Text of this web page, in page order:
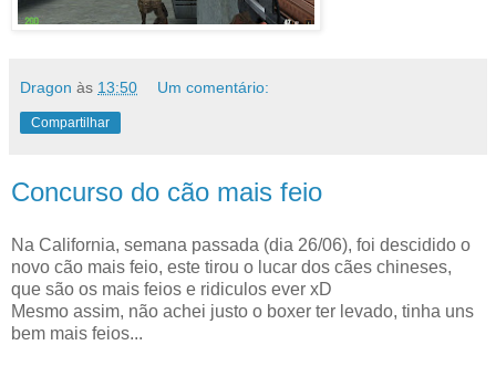
Dragon às 13:50 Um comentário:
Compartilhar
Concurso do cão mais feio
Na California, semana passada (dia 26/06), foi descidido o
novo cão mais feio, este tirou o lucar dos cães chineses,
que são os mais feios e ridiculos ever xD
Mesmo assim, não achei justo o boxer ter levado, tinha uns
bem mais feios...